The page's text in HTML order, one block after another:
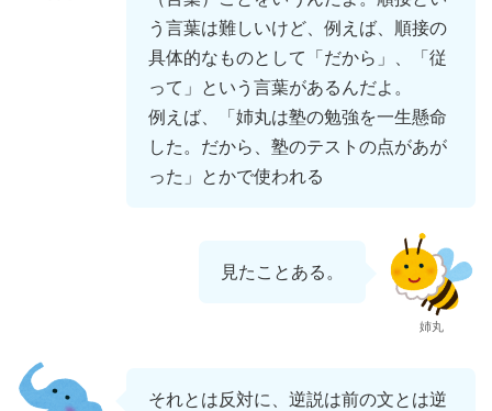
う言葉は難しいけど、例えば、順接の
具体的なものとして「だから」、「従
って」という言葉があるんだよ。
例えば、「姉丸は塾の勉強を一生懸命
した。だから、塾のテストの点があが
った」とかで使われる
見たことある。
姉丸
それとは反対に、逆説は前の文とは逆